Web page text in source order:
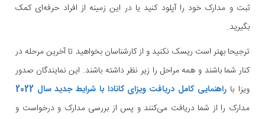
ثبت و مدارک خود را آپلود کنید یا در این زمینه از افراد حرفه‌ای کمک
بگیرید.
ترجیحا بهتر است ریسک نکنید و از کارشناسان بخواهید تا آخرین مرحله در
کنار شما باشند و همه مراحل را زیر نظر داشته باشند. این نمایندگان صدور
ویزا باراهنمایی کامل دریافت ویزای کانادا با شرایط جدید سال 2022
مدارک را از شما دریافت می‌کنند و پس از بررسی مدارک و درخواست و